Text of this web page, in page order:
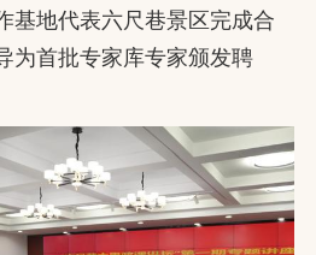
基地代表六尺巷景区完成合
为首批专家库专家颁发聘